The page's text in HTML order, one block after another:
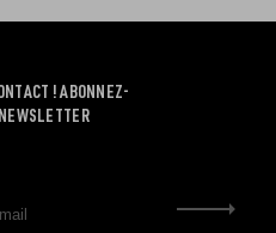
! ABONNEZ-